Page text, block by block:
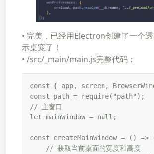
• 完美，已经用Electron创建了一个
示桌宠了！
• /src/_main/main.js完整代码：
const { app, screen,
const path = require("path");
// 主窗口
let mainWindow = null;
const createMainWindow = () =>
    // 获取当前桌面的宽度和高度